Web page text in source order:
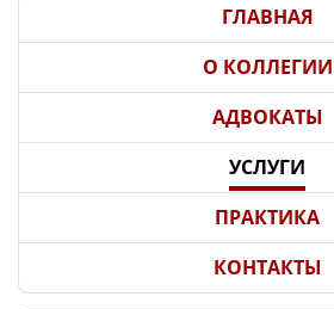
ГЛАВНАЯ
О КОЛЛЕГИИ
АДВОКАТЫ
УСЛУГИ
ПРАКТИКА
КОНТАКТЫ